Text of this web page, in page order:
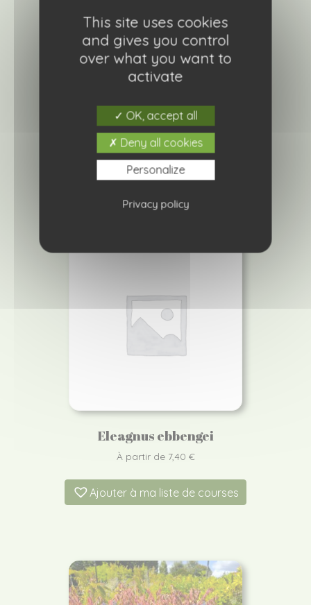
Callicarpa bodinieri profusion
16,80€
Ajouter à ma liste de courses
Eleagnus ebbengei
À partir de 7,40 €
Ajouter à ma liste de courses
This site uses cookies
and gives you control
over what you want to
activate
OK, accept all
Deny all cookies
Personalize
Privacy policy